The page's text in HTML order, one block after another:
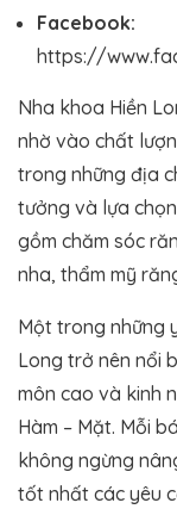
Facebook:
https://
Nha khoa Hiền
nhờ vào chất
trong những địa
tưởng và lựa
gồm chăm sóc
nha, thẩm mỹ
Một trong những
Long trở nên nổi
môn cao và kinh
Hàm – Mặt. Mỗi
không ngừng
tốt nhất các yêu